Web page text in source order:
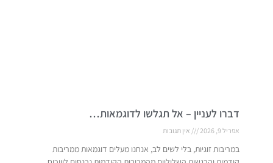
דברו לעניין – אל תגלשו לדוגמאות…
אפריל 9, 2026 אין תגובות
במריבות זוגיות, בלי לשים לב, אנחנו מעלים דוגמאות ממריבות